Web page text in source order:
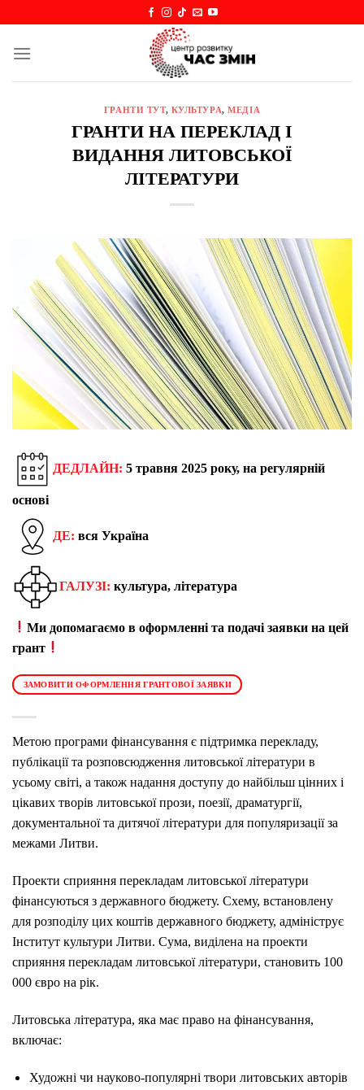
content
ГРАНТИ ТУТ, КУЛЬТУРА,МЕДІА
ГРАНТИ НА ПЕРЕКЛАД І
ВИДАННЯ ЛИТОВСЬКОЇ
ЛІТЕРАТУРИ
ДЕДЛАЙН: 5 травня 2025 року, на регулярній
основі
ДЕ: вся Україна
ГАЛУЗІ: культура, література
Ми допомагаємо в оформленні та подачі заявки на цей
грант
ЗАМОВИТИ ОФОРМЛЕННЯ ГРАНТОВОЇ ЗАЯВКИ
Метою програми фінансування є підтримка перекладу,
публікації та розповсюдження литовської літератури в
усьому світі, а також надання доступу до найбільш цінних і
цікавих творів литовської прози, поезії, драматургії,
документальної та дитячої літератури для популяризації за
межами Литви.
Проекти сприяння перекладам литовської літератури
фінансуються з державного бюджету. Схему, встановлену
для розподілу цих коштів державного бюджету, адмініструє
Інститут культури Литви. Сума, виділена на проекти
сприяння перекладам литовської літератури, становить 100
000 євро на рік.
Литовська література, яка має право на фінансування,
включає:
Художні чи науково-популярні твори литовських авторів